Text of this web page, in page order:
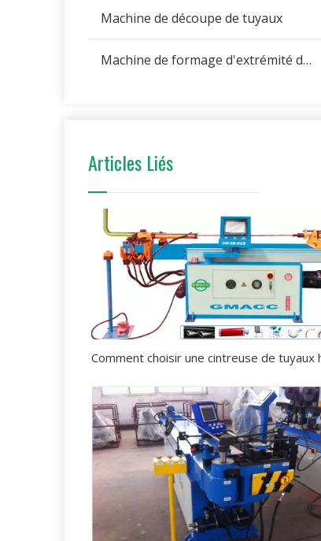
Machine de découpe de tuyaux
Machine de formage d'extrémité de tuyau
Articles Liés